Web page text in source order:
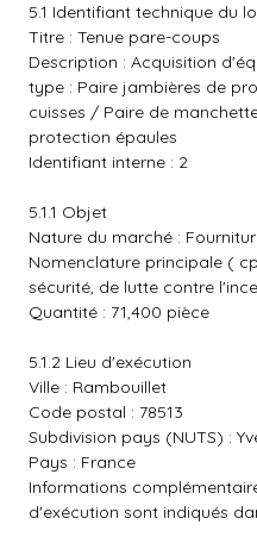
5.1 Identifiant technique du
Titre : Tenue pare-coups
Description : Acquisition
type : Paire jambières de
cuisses / Paire de
protection épaules
Identifiant interne : 2
5.1.1 Objet
Nature du marché :
Nomenclature principale (
sécurité, de lutte contre
Quantité : 71,400 pièce
5.1.2 Lieu d'exécution
Ville : Rambouillet
Code postal : 78513
Subdivision pays (NUTS) :
Pays : France
Informations
d'exécution sont indiqués